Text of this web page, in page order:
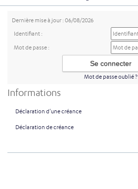
Dernière mise à jour : 06/08/2026
Identifiant :
Mot de passe :
Mot de passe oublié ?
Informations
Déclaration d'une créance
Déclaration de créance